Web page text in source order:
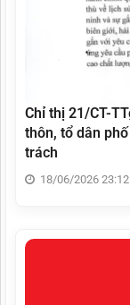
Chỉ thị 21/CT-
thôn, tổ dân
trách
18/06/2026